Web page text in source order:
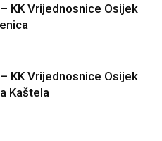
KK Vrijednosnice Osijek
KK Vrijednosnice Osijek
Kaštela